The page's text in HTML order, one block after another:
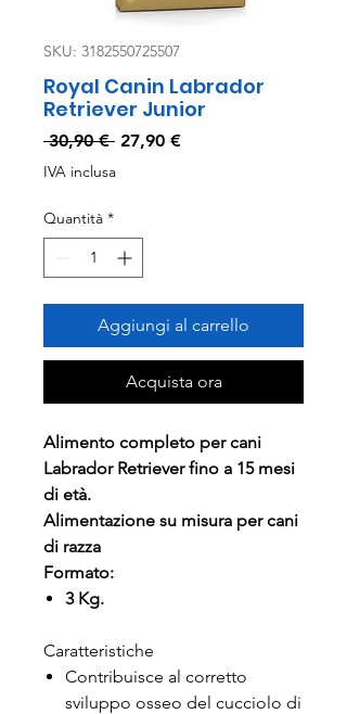
SKU: 3182550725507
Royal Canin Labrador
Retriever Junior
30,90 € Prezzo
27,90 €Prezzo
IVA inclusa
Quantità *
Aggiungi al carrello
Acquista ora
Alimento completo per cani
Labrador Retriever fino a 15 mesi
di età.
Alimentazione su misura per cani
di razza
Formato:
3 Kg.
Caratteristiche
Contribuisce al corretto
sviluppo osseo del cucciolo di